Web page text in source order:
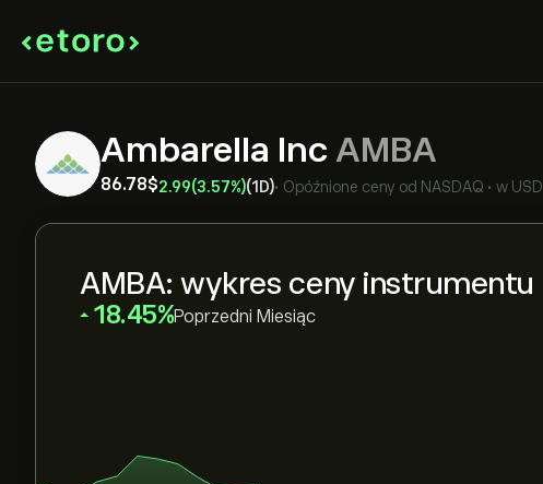
Ambarella Inc AMBA
86.78‎$‎2.99(3.57%)(1D)• Opóźnione ceny od NASDAQ • w USD
AMBA: wykres ceny instrumentu
‎18.45‎ Poprzedni Miesiąc